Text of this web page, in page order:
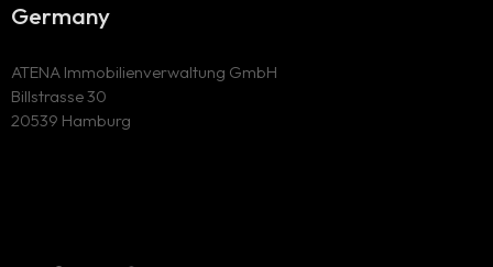
Germany
ATENA Immobilienverwaltung GmbH
Billstrasse 30
20539 Hamburg